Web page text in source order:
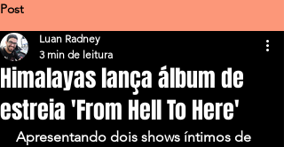
Post
Himalayas lança álbum de
estreia 'From Hell To Here'
Luan Radney
3 min de leitura
Apresentando dois shows íntimos de